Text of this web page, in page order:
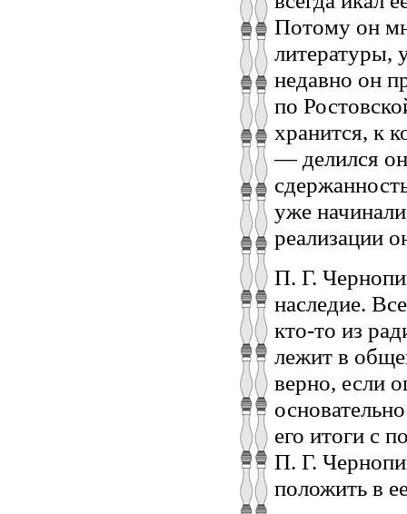
Потому он
литературы,
недавно он
по
хранится, к
— делился
уже
реализации
П. Г.
наследие.
кто-то из
лежит в
верно, если
его итоги с
П. Г.
положить в